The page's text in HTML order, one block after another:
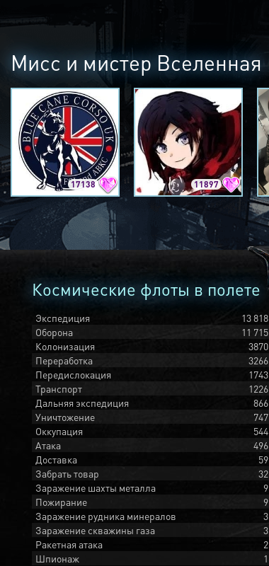
Мисс и мистер Вселенная
17138 11897
Космические флоты в полете
Экспедиция
13 818
Оборона
11 715
Колонизация
3870
Переработка
3266
Передислокация
1743
Транспорт
1226
Дальняя экспедиция
866
Уничтожение
747
Оккупация
544
Атака
496
Доставка
59
Забрать товар
32
Заражение шахты металла
9
Пожирание
9
Заражение рудника минералов
3
Заражение скважины газа
3
Ракетная атака
2
Шпионаж
1